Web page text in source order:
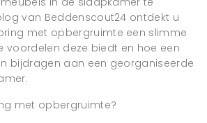
van Beddenscout24 ontdekt u
met opbergruimte een slimme
voordelen deze biedt en hoe een
bijdragen aan een georganiseerde
met opbergruimte?